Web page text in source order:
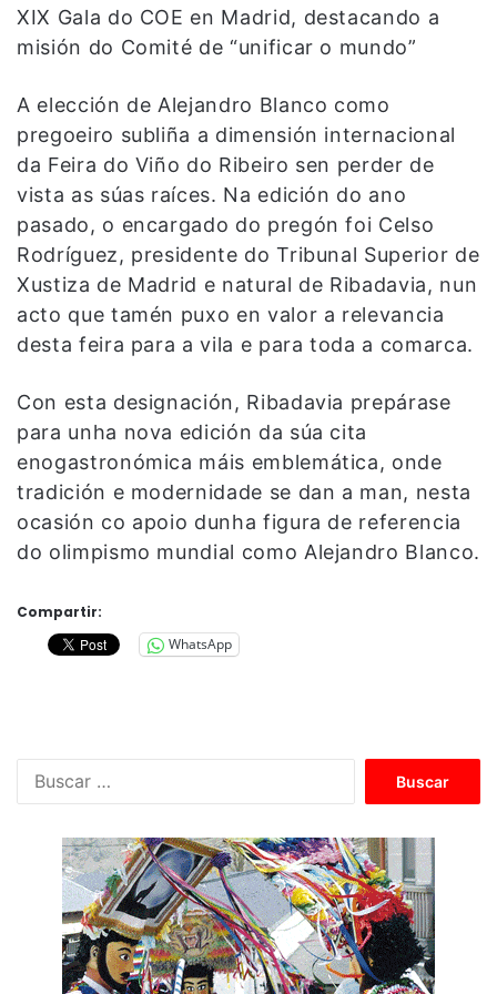
XIX Gala do COE en Madrid, destacando a
misión do Comité de “unificar o mundo”
A elección de Alejandro Blanco como
pregoeiro subliña a dimensión internacional
da Feira do Viño do Ribeiro sen perder de
vista as súas raíces. Na edición do ano
pasado, o encargado do pregón foi Celso
Rodríguez, presidente do Tribunal Superior de
Xustiza de Madrid e natural de Ribadavia, nun
acto que tamén puxo en valor a relevancia
desta feira para a vila e para toda a comarca.
Con esta designación, Ribadavia prepárase
para unha nova edición da súa cita
enogastronómica máis emblemática, onde
tradición e modernidade se dan a man, nesta
ocasión co apoio dunha figura de referencia
do olimpismo mundial como Alejandro Blanco.
Compartir:
WhatsApp
c
a
r
: